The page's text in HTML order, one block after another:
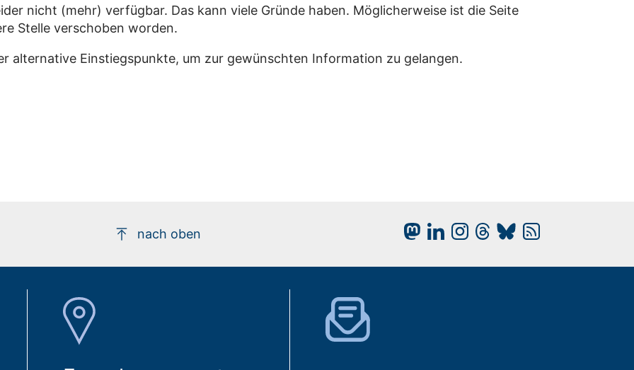
nicht (mehr) verfügbar. Das kann viele Gründe haben. Möglicherweise ist die Seite
Stelle verschoben worden.
alternative Einstiegspunkte, um zur gewünschten Information zu gelangen.
nach oben